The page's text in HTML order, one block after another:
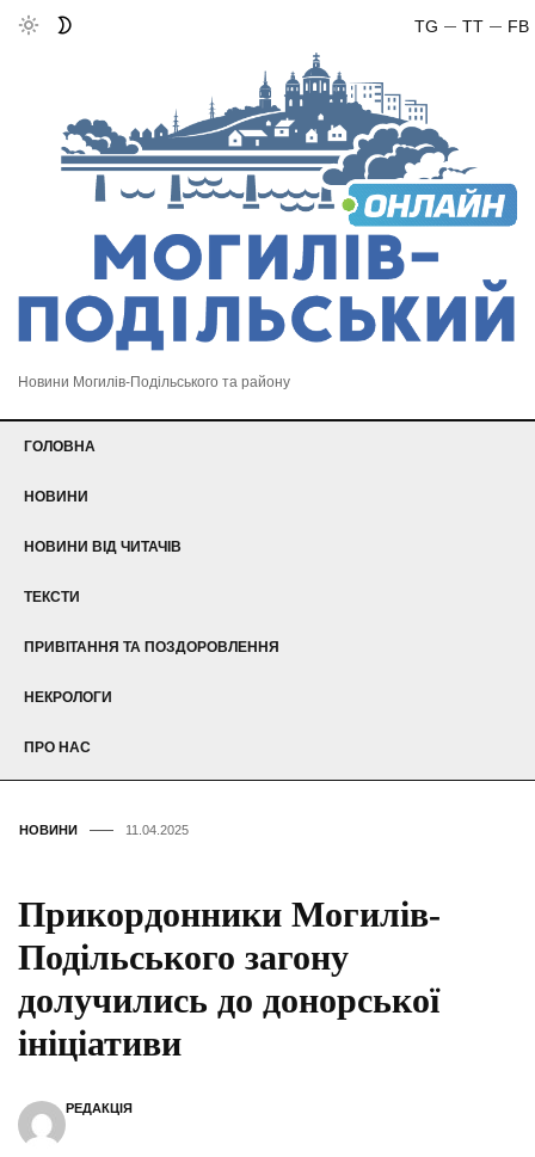
FB
TT
TG
Новини Могилів-Подільського та району
ГОЛОВНА
НОВИНИ
НОВИНИ ВІД ЧИТАЧІВ
ТЕКСТИ
ПРИВІТАННЯ ТА ПОЗДОРОВЛЕННЯ
НЕКРОЛОГИ
ПРО НАС
НОВИНИ 11.04.2025
Прикордонники Могилів-
Подільського загону
долучились до донорської
ініціативи
РЕДАКЦІЯ